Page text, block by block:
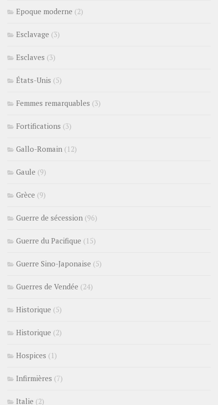
Epoque moderne (2)
Esclavage (3)
Esclaves (3)
États-Unis (5)
Femmes remarquables (3)
Fortifications (3)
Gallo-Romain (12)
Gaule (9)
Grèce (9)
Guerre de sécession (96)
Guerre du Pacifique (15)
Guerre Sino-Japonaise (5)
Guerres de Vendée (24)
Historique (5)
Historique (2)
Hospices (1)
Infirmières (7)
Italie (2)